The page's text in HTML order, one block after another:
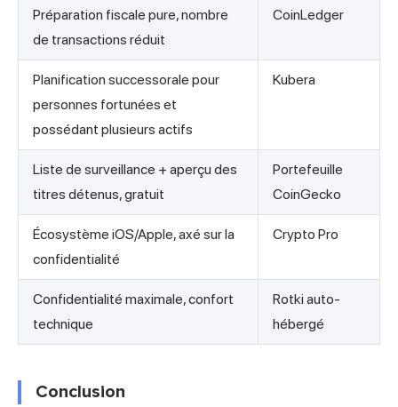
Préparation fiscale pure, nombre
de transactions réduit
CoinLedger
Planification successorale pour
personnes fortunées et
possédant plusieurs actifs
Kubera
Liste de surveillance + aperçu des
titres détenus, gratuit
Portefeuille
CoinGecko
Écosystème iOS/Apple, axé sur la
confidentialité
Crypto Pro
Confidentialité maximale, confort
technique
Rotki auto-
hébergé
Conclusion